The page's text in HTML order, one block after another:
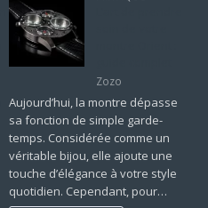
Zozo
Aujourd’hui, la montre dépasse
sa fonction de simple garde-
temps. Considérée comme un
véritable bijou, elle ajoute une
touche d’élégance à votre style
quotidien. Cependant, pour…